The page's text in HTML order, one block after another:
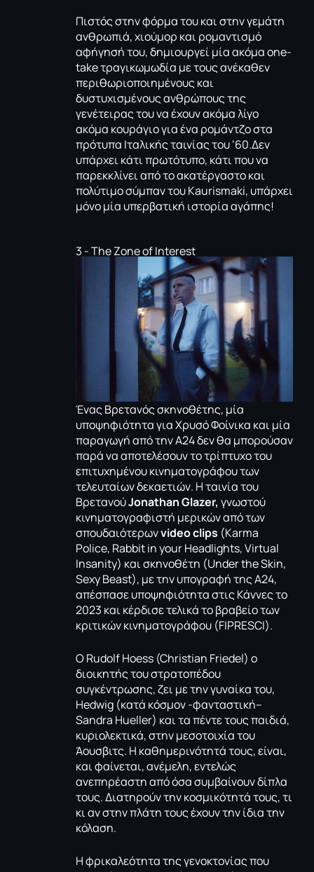
Πιστός στην φόρμα του και στην γεμάτη
ανθρωπιά, χιούμορ και ρομαντισμό
αφήγησή του, δημιουργεί μία ακόμα one-
take τραγικωμωδία με τους ανέκαθεν
περιθωριοποιημένους και
δυστυχισμένους ανθρώπους της
γενέτειρας του να έχουν ακόμα λίγο
ακόμα κουράγιο για ένα ρομάντζο στα
πρότυπα Ιταλικής ταινίας του ‘60.Δεν
υπάρχει κάτι πρωτότυπο, κάτι που να
παρεκκλίνει από το ακατέργαστο και
πολύτιμο σύμπαν του Kaurismaki, υπάρχει
μόνο μία υπερβατική ιστορία αγάπης!
3 - The Zone of Interest
Ένας Βρετανός σκηνοθέτης, μία
υποψηφιότητα για Χρυσό Φοίνικα και μία
παραγωγή από την A24 δεν θα μπορούσαν
παρά να αποτελέσουν το τρίπτυχο του
επιτυχημένου κινηματογράφου των
τελευταίων δεκαετιών. Η ταινία του
ΒρετανούJonathan Glazer, γνωστού
κινηματογραφιστή μερικών από των
σπουδαιότερωνvideo clips (Karma
Police, Rabbit in your Headlights, Virtual
Insanity) και σκηνοθέτη (Under the Skin,
Sexy Beast), με την υπογραφή της Α24,
απέσπασε υποψηφιότητα στις Κάννες το
2023 και κέρδισε τελικά το βραβείο των
κριτικών κινηματογράφου (FIPRESCI).
Ο Rudolf Hoess (Christian Friedel) ο
διοικητής του στρατοπέδου
συγκέντρωσης, ζει με την γυναίκα του,
Hedwig (κατά κόσμον -φανταστική–
Sandra Hueller) και τα πέντε τους παιδιά,
κυριολεκτικά, στην μεσοτοιχία του
Άουσβιτς. Η καθημερινότητά τους, είναι,
και φαίνεται, ανέμελη, εντελώς
ανεπηρέαστη από όσα συμβαίνουν δίπλα
τους. Διατηρούν την κοσμικότητά τους, τι
κι αν στην πλάτη τους έχουν την ίδια την
κόλαση.
Η φρικαλεότητα της γενοκτονίας που